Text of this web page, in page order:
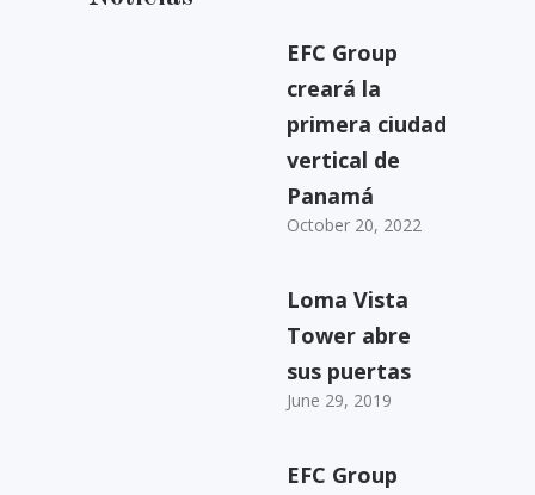
EFC Group
creará la
primera ciudad
vertical de
Panamá
October 20, 2022
Loma Vista
Tower abre
sus puertas
June 29, 2019
EFC Group